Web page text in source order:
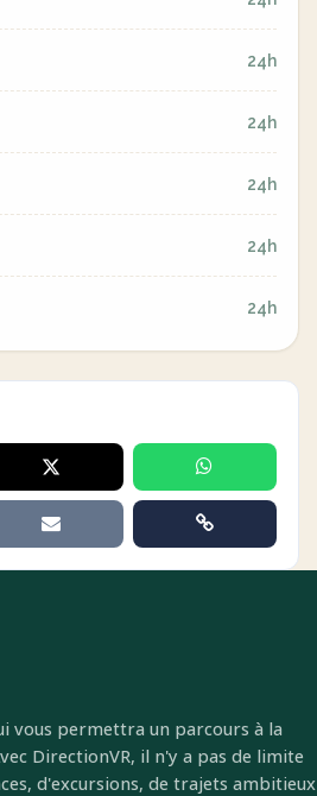
24h
24h
24h
24h
24h
vous permettra un parcours à la
DirectionVR, il n'y a pas de limite
d'excursions, de trajets ambitieux